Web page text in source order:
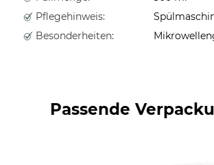
Pflegehinweis:
Besonderheiten:
Passende